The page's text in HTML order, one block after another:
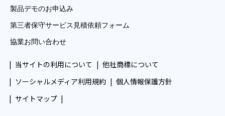
製品デモのお申込み
第三者保守サービス見積依頼フォーム
協業お問い合わせ
当サイトの利用について
他社商標について
ソーシャルメディア利用規約
個人情報保護方針
サイトマップ